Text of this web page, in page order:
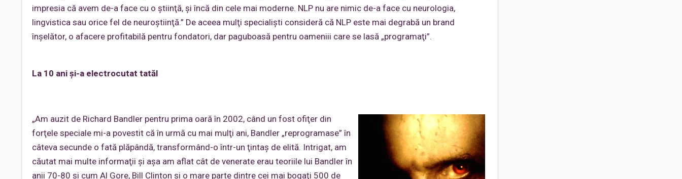
impresia că avem de-a face cu o ştiinţă, şi încă din cele mai moderne. NLP nu are nimic de-a face cu neurologia,
lingvistica sau orice fel de neuroştiinţă.” De aceea mulţi specialişti consideră că NLP este mai degrabă un brand
înşelător, o afacere profitabilă pentru fondatori, dar paguboasă pentru oameniii care se lasă „programaţi”.
La 10 ani şi-a electrocutat tatăl
„Am auzit de Richard Bandler pentru prima oară în 2002, când un fost ofiţer din
forţele speciale mi-a povestit că în urmă cu mai mulţi ani, Bandler „reprogramase” în
câteva secunde o fată plăpândă, transformând-o într-un ţintaş de elită. Intrigat, am
căutat mai multe informaţii şi aşa am aflat cât de venerate erau teoriile lui Bandler în
anii 70-80 şi cum Al Gore, Bill Clinton şi o mare parte dintre cei mai bogaţi 500 de